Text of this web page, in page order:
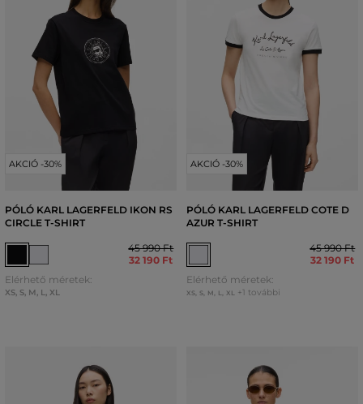
AKCIÓ -30%
PÓLÓ KARL LAGERFELD IKON RS
CIRCLE T-SHIRT
45 990 Ft
32 190 Ft
Elérhető méretek:
XS, S, M, L, XL
AKCIÓ -30%
PÓLÓ KARL LAGERFELD COTE D
AZUR T-SHIRT
45 990 Ft
32 190 Ft
Elérhető méretek:
XS, S, M L XL +1 további